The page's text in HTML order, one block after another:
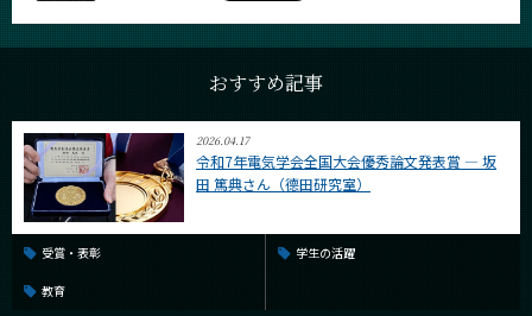
おすすめ記事
2026.04.17
令和7年電気学会全国大会優秀論文発表賞 ― 坂
田 篤典さん（德田研究室）
受賞・表彰 学生の活躍
教育